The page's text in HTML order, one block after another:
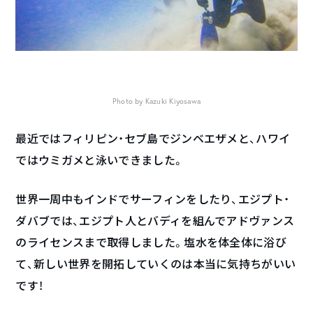
Photo by Kazuki Kiyosawa
最近ではフィリピン・セブ島でジンベエザメと、ハワイ
ではウミガメと泳いできました。
世界一周中もインドでサーフィンをしたり、エジプト・
ダバブでは、エジプト人とバディを組んでアドヴァンス
のライセンスまで取得しました。塩水を体全体に浴び
て、新しい世界を開拓していくのは本当に気持ちがいい
です！